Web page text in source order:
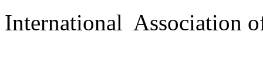
International Association